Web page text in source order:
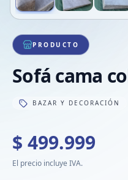
PRODUCTO
Sofá cama
BAZAR Y DECORACIÓN
$ 499.999
El precio incluye IVA.